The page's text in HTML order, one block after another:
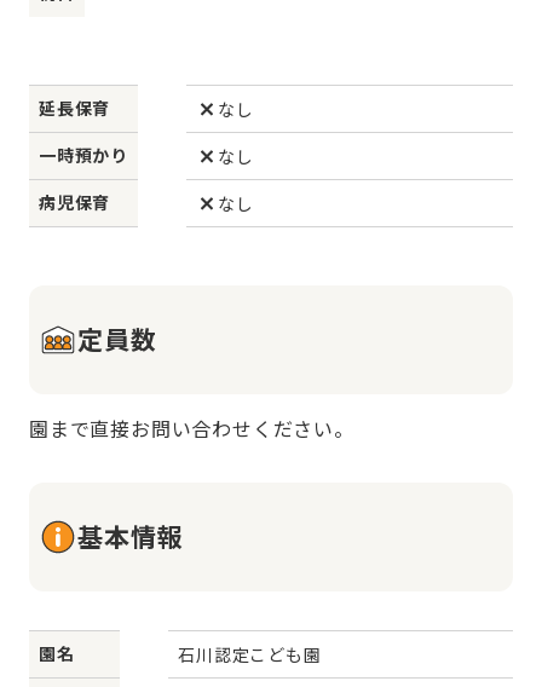
延長保育
なし
一時預かり
なし
病児保育
なし
定員数
園まで直接お問い合わせください。
基本情報
園名
石川認定こども園